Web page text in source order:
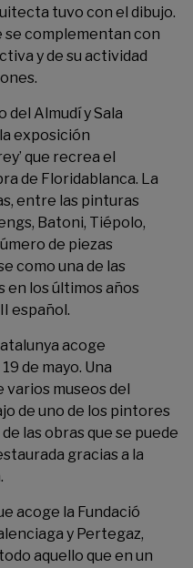
tuvo con el dibujo.
se complementan con
y de su actividad
del Almudí y Sala
exposición
’ que recrea el
de Floridablanca. La
entre las pinturas
Batoni, Tiépolo,
de piezas
como una de las
en los últimos años
español.
acoge
19 de mayo. Una
varios museos del
de uno de los pintores
las obras que se puede
gracias a la
acoge la Fundació
y Pertegaz,
aquello que en un